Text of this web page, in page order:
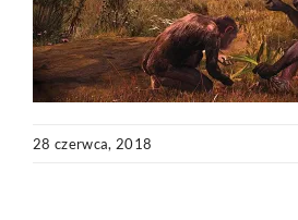
28 czerwca, 2018